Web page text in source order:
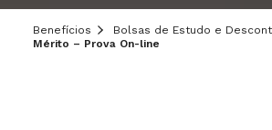
Benefícios Bolsas de Estudo e
Mérito – Prova On-line